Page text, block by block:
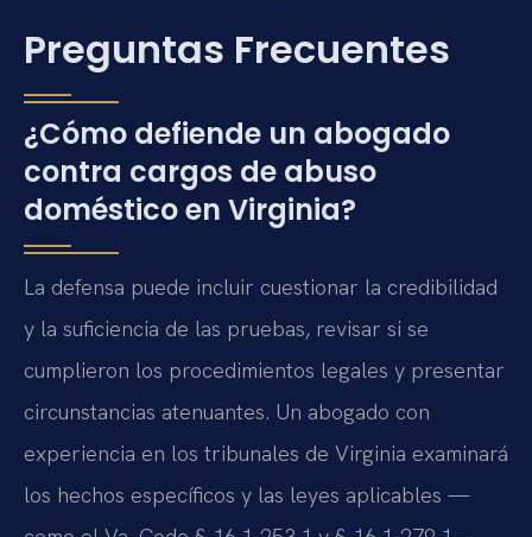
Preguntas Frecuentes
¿Cómo defiende un abogado
contra cargos de abuso
doméstico en Virginia?
La defensa puede incluir cuestionar la credibilidad
y la suficiencia de las pruebas, revisar si se
cumplieron los procedimientos legales y presentar
circunstancias atenuantes. Un abogado con
experiencia en los tribunales de Virginia examinará
los hechos específicos y las leyes aplicables —